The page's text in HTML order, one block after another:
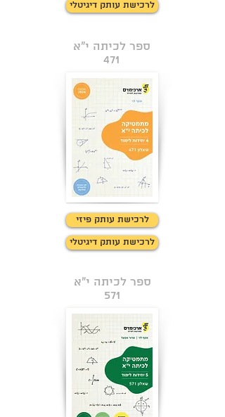
לרכישת עותק דיגיטלי
ספר לכיתה י"א
471
לחצו כאן למידע
לרכישת עותק פיזי
לרכישת עותק דיגיטלי
ספר לכיתה י"א
571